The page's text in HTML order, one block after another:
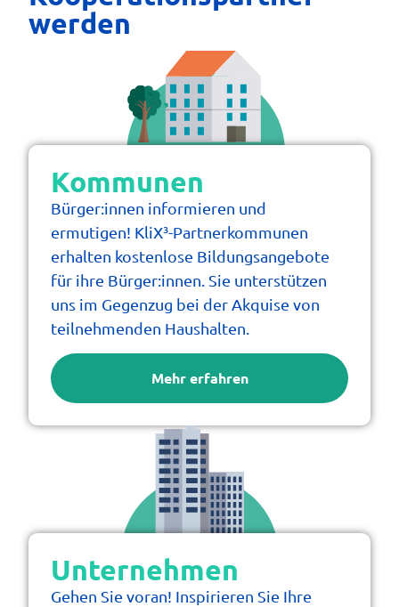
Freier Betrag
Zahlungsmethode auswählen
Zahlen per Paypal, SEPA oder GiroPay
Persönliche Informationen
Vorname *
Nachname
Is this donation on behalf of a company?
Kommentar
werden
Kommunen
Bürger:innen informieren und
ermutigen! KliX³-Partnerkommunen
erhalten kostenlose Bildungsangebote
für ihre Bürger:innen. Sie unterstützen
uns im Gegenzug bei der Akquise von
teilnehmenden Haushalten.
Mehr erfahren
Unternehmen
Gehen Sie voran! Inspirieren Sie Ihre